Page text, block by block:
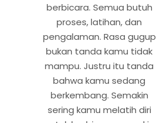
berbicara. Semua butuh
proses, latihan, dan
pengalaman. Rasa gugup
bukan tanda kamu tidak
mampu. Justru itu tanda
bahwa kamu sedang
berkembang. Semakin
sering kamu melatih diri